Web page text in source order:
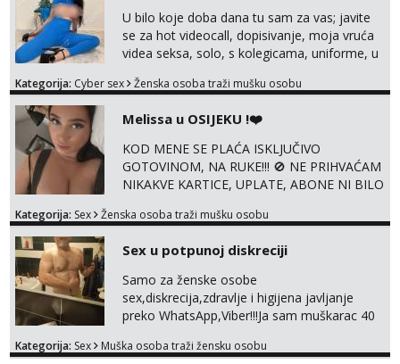
svakakva videa seksa, pušenje, razne
lokacije, suradnje s kolegicama, fetiši..
Dopisivanje i slike također radim. NIŠTA UŽI...
U bilo koje doba dana tu sam za vas; javite
se za hot videocall, dopisivanje, moja vruća
videa seksa, solo, s kolegicama, uniforme, u
+385919977166 Telegram 👉
UŽIVO
Kategorija: Cyber sex Ženska osoba traži mušku osobu
Melissa u OSIJEKU !❤️
KOD MENE SE PLAĆA ISKLJUČIVO
GOTOVINOM, NA RUKE!!! 🚫 NE PRIHVAĆAM
NIKAKVE KARTICE, UPLATE, ABONE NI BILO
SAMO GOTOVINA!!! Moje fotografije su
za dopisivanja Za dogovor mi piši direktno na
WhatsApp – ako znaš što želiš, bit će ti
nagrađeno.
Kategorija: Sex Ženska osoba traži mušku osobu
Sex u potpunoj diskreciji
Samo za ženske osobe
sex,diskrecija,zdravlje i higijena javljanje
preko WhatsApp,Viber!!!Ja sam muškarac 40
sve stvar dogovora otvoren za sve
Kategorija: Sex Muška osoba traži žensku osobu